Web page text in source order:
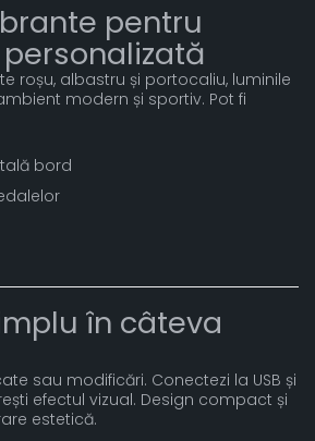
pentru
roșu, albastru și portocaliu, luminile
modern și sportiv. Pot fi
bord
în câteva
sau modificări. Conectezi la USB și
efectul vizual. Design compact și
estetică.